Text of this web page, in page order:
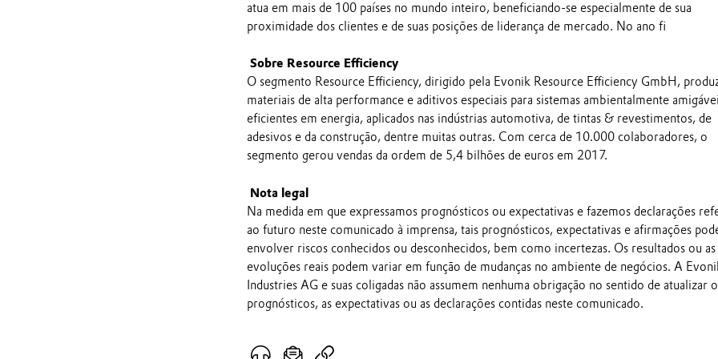
atua em mais de 100 países no mundo inteiro, beneficiando-se especialmente de sua
proximidade dos clientes e de suas posições de liderança de mercado. No ano fi
Sobre Resource Efficiency
O segmento Resource Efficiency, dirigido pela Evonik Resource Efficiency GmbH,
materiais de alta performance e aditivos especiais para sistemas ambientalmente
eficientes em energia, aplicados nas indústrias automotiva, de tintas & revestimentos, de
adesivos e da construção, dentre muitas outras. Com cerca de 10.000 colaboradores, o
segmento gerou vendas da ordem de 5,4 bilhões de euros em 2017.
Nota legal
Na medida em que expressamos prognósticos ou expectativas e fazemos declarações
ao futuro neste comunicado à imprensa, tais prognósticos, expectativas e afirmações
envolver riscos conhecidos ou desconhecidos, bem como incertezas. Os resultados ou as
evoluções reais podem variar em função de mudanças no ambiente de negócios. A
Industries AG e suas coligadas não assumem nenhuma obrigação no sentido de atualizar
prognósticos, as expectativas ou as declarações contidas neste comunicado.